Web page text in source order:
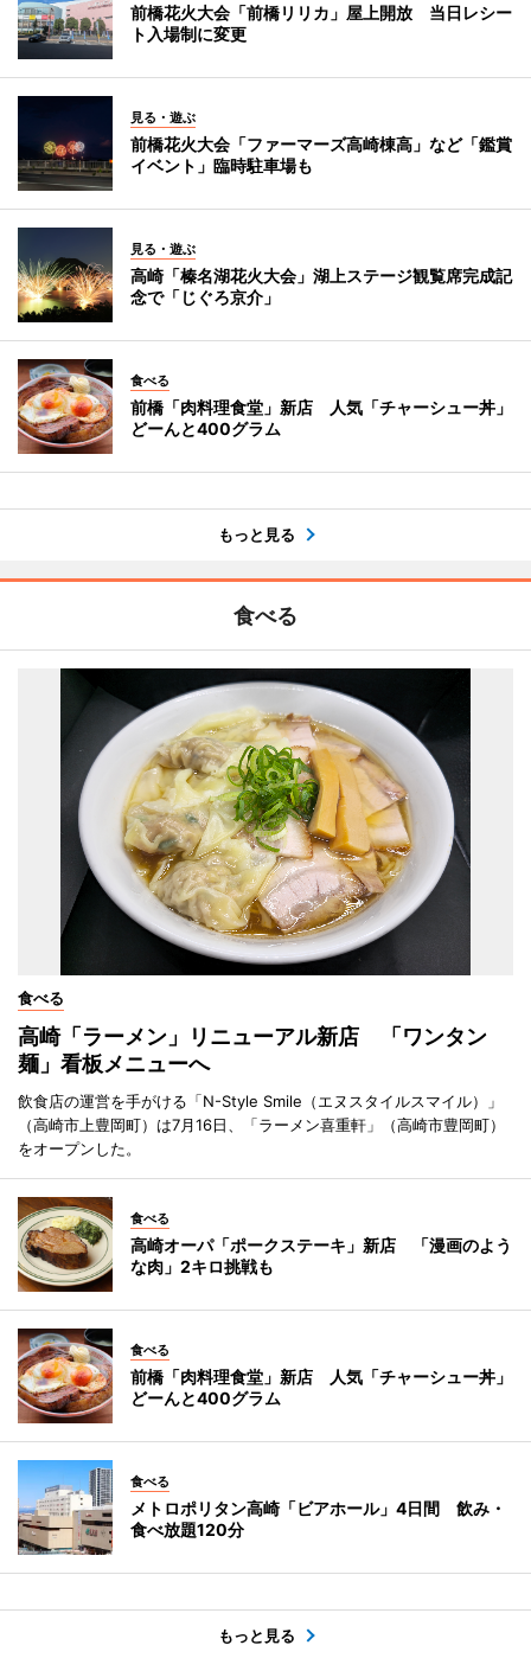
前橋花火大会「前橋リリカ」屋上開放 当日レシー
ト入場制に変更
見る・遊ぶ
前橋花火大会「ファーマーズ高崎棟高」など「鑑賞
イベント」臨時駐車場も
見る・遊ぶ
高崎「榛名湖花火大会」湖上ステージ観覧席完成記
念で「じぐろ京介」
食べる
前橋「肉料理食堂」新店 人気「チャーシュー丼」
どーんと400グラム
もっと見る
食べる
食べる
高崎「ラーメン」リニューアル新店 「ワンタン
麺」看板メニューへ
飲食店の運営を手がける「N-Style Smile（エヌスタイルスマイル）」
（高崎市上豊岡町）は7月16日、「ラーメン喜重軒」（高崎市豊岡町）
をオープンした。
食べる
高崎オーパ「ポークステーキ」新店 「漫画のよう
な肉」2キロ挑戦も
食べる
前橋「肉料理食堂」新店 人気「チャーシュー丼」
どーんと400グラム
食べる
メトロポリタン高崎「ビアホール」4日間 飲み・
食べ放題120分
もっと見る